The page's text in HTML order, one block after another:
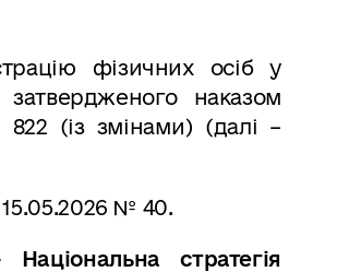
фізичних осіб у
наказом
(із змінами) (далі –
№ 40.
Національна стратегія